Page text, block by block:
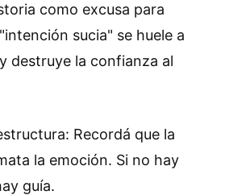
como excusa para
sucia" se huele a
destruye la confianza al
Recordá que la
la emoción. Si no hay
guía.